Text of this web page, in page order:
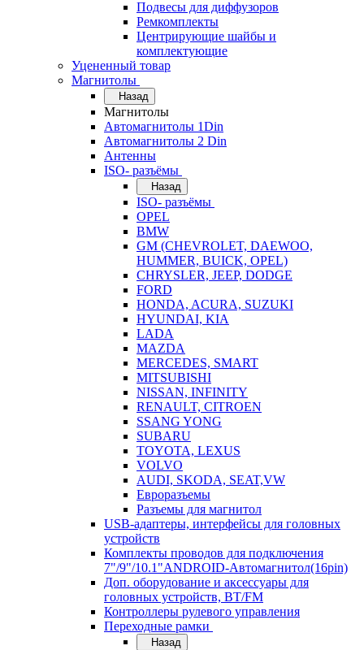
Подвесы для диффузоров
Ремкомплекты
Центрирующие шайбы и
комплектующие
Уцененный товар
Магнитолы
Назад
Магнитолы
Автомагнитолы 1Din
Автомагнитолы 2 Din
Антенны
ISO- разъёмы
Назад
ISO- разъёмы
OPEL
BMW
GM (CHEVROLET, DAEWOO,
HUMMER, BUICK, OPEL)
CHRYSLER, JEEP, DODGE
FORD
HONDA, ACURA, SUZUKI
HYUNDAI, KIA
LADA
MAZDA
MERCEDES, SMART
MITSUBISHI
NISSAN, INFINITY
RENAULT, CITROEN
SSANG YONG
SUBARU
TOYOTA, LEXUS
VOLVO
AUDI, SKODA, SEAT,VW
Евроразъемы
Разъемы для магнитол
USB-адаптеры, интерфейсы для головных
устройств
Комплекты проводов для подключения
7"/9"/10.1"ANDROID-Автомагнитол(16pin)
Доп. оборудование и аксессуары для
головных устройств, BT/FM
Контроллеры рулевого управления
Переходные рамки
Назад